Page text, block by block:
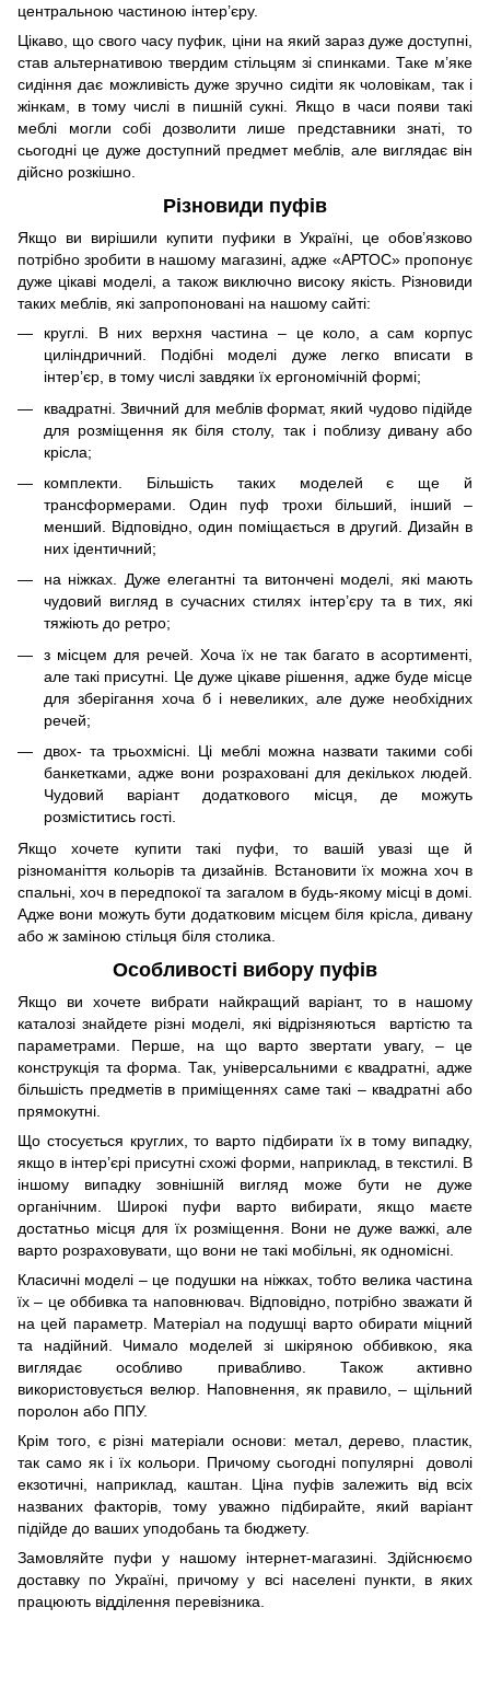
центральною частиною інтер’єру.
Цікаво, що свого часу пуфик, ціни на який зараз дуже доступні,
став альтернативою твердим стільцям зі спинками. Таке м’яке
сидіння дає можливість дуже зручно сидіти як чоловікам, так і
жінкам, в тому числі в пишній сукні. Якщо в часи появи такі
меблі могли собі дозволити лише представники знаті, то
сьогодні це дуже доступний предмет меблів, але виглядає він
дійсно розкішно.
Різновиди пуфів
Якщо ви вирішили купити пуфики в Україні, це обов’язково
потрібно зробити в нашому магазині, адже «АРТОС» пропонує
дуже цікаві моделі, а також виключно високу якість. Різновиди
таких меблів, які запропоновані на нашому сайті:
круглі. В них верхня частина – це коло, а сам корпус
циліндричний. Подібні моделі дуже легко вписати в
інтер’єр, в тому числі завдяки їх ергономічній формі;
квадратні. Звичний для меблів формат, який чудово підійде
для розміщення як біля столу, так і поблизу дивану або
крісла;
комплекти. Більшість таких моделей є ще й
трансформерами. Один пуф трохи більший, інший –
менший. Відповідно, один поміщається в другий. Дизайн в
них ідентичний;
на ніжках. Дуже елегантні та витончені моделі, які мають
чудовий вигляд в сучасних стилях інтер’єру та в тих, які
тяжіють до ретро;
з місцем для речей. Хоча їх не так багато в асортименті,
але такі присутні. Це дуже цікаве рішення, адже буде місце
для зберігання хоча б і невеликих, але дуже необхідних
речей;
двох- та трьохмісні. Ці меблі можна назвати такими собі
банкетками, адже вони розраховані для декількох людей.
Чудовий варіант додаткового місця, де можуть
розміститись гості.
Якщо хочете купити такі пуфи, то вашій увазі ще й
різноманіття кольорів та дизайнів. Встановити їх можна хоч в
спальні, хоч в передпокої та загалом в будь-якому місці в домі.
Адже вони можуть бути додатковим місцем біля крісла, дивану
або ж заміною стільця біля столика.
Особливості вибору пуфів
Якщо ви хочете вибрати найкращий варіант, то в нашому
каталозі знайдете різні моделі, які відрізняються вартістю та
параметрами. Перше, на що варто звертати увагу, – це
конструкція та форма. Так, універсальними є квадратні, адже
більшість предметів в приміщеннях саме такі – квадратні або
прямокутні.
Що стосується круглих, то варто підбирати їх в тому випадку,
якщо в інтер’єрі присутні схожі форми, наприклад, в текстилі. В
іншому випадку зовнішній вигляд може бути не дуже
органічним. Широкі пуфи варто вибирати, якщо маєте
достатньо місця для їх розміщення. Вони не дуже важкі, але
варто розраховувати, що вони не такі мобільні, як одномісні.
Класичні моделі – це подушки на ніжках, тобто велика частина
їх – це оббивка та наповнювач. Відповідно, потрібно зважати й
на цей параметр. Матеріал на подушці варто обирати міцний
та надійний. Чимало моделей зі шкіряною оббивкою, яка
виглядає особливо привабливо. Також активно
використовується велюр. Наповнення, як правило, – щільний
поролон або ППУ.
Крім того, є різні матеріали основи: метал, дерево, пластик,
так само як і їх кольори. Причому сьогодні популярні доволі
екзотичні, наприклад, каштан. Ціна пуфів залежить від всіх
названих факторів, тому уважно підбирайте, який варіант
підійде до ваших уподобань та бюджету.
Замовляйте пуфи у нашому інтернет-магазині. Здійснюємо
доставку по Україні, причому у всі населені пункти, в яких
працюють відділення перевізника.